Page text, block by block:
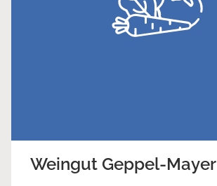
Weingut Geppel-Mayer